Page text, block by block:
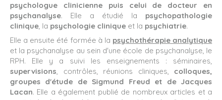
psychologue clinicienne puis celui de docteur en
psychanalyse. Elle a étudié la psychopathologie
clinique, la psychologie clinique et la psychiatrie.
Elle a ensuite été formée à la psychothérapie analytique
et la psychanalyse au sein d'une école de psychanalyse, le
RPH. Elle y a suivi les enseignements : séminaires,
supervisions, contrôles, réunions cliniques, colloques,
groupes d'étude de Sigmund Freud et de Jacques
Lacan. Elle a également publié de nombreux articles et a